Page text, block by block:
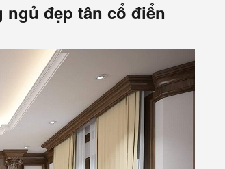
đẹp tân cổ điển